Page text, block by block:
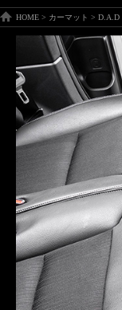
HOME > カーマット > D.A.D